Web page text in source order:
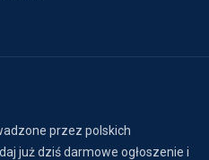
przez polskich
już dziś darmowe ogłoszenie i